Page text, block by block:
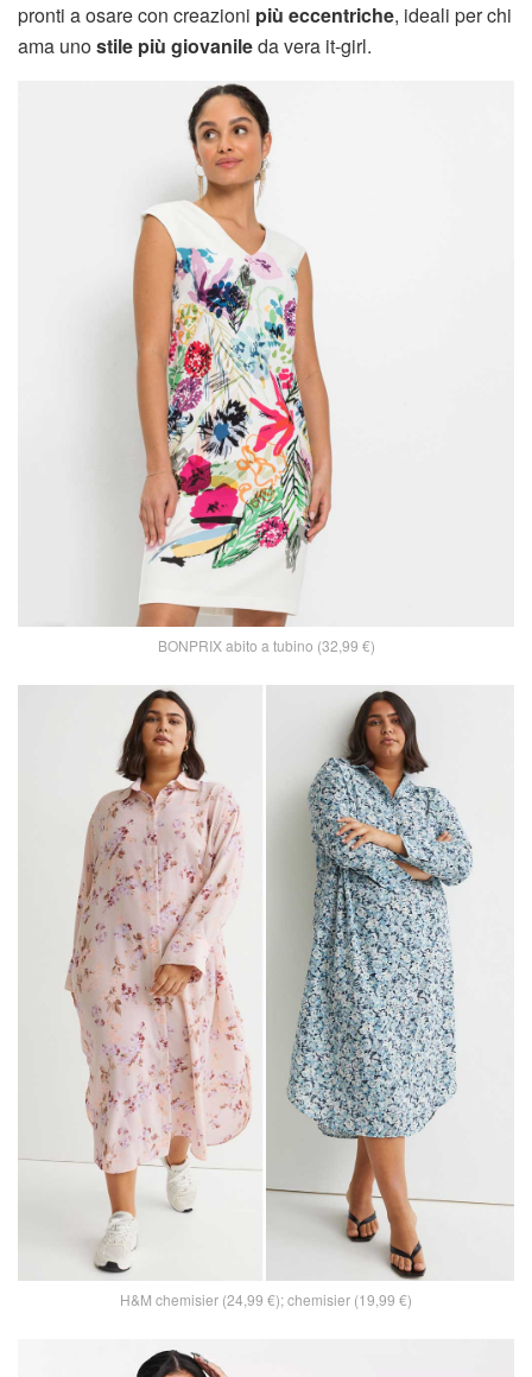
pronti a osare con creazioni più eccentriche, ideali per chi
ama unostile più giovanileda vera it-girl.
BONPRIX abito a tubino (32,99 €)
H&M chemisier (24,99 €); chemisier (19,99 €)